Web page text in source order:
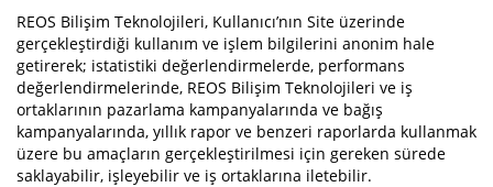
REOS Bilişim Teknolojileri, Kullanıcı’nın Site üzerinde
gerçekleştirdiği kullanım ve işlem bilgilerini anonim hale
getirerek; istatistiki değerlendirmelerde, performans
değerlendirmelerinde, REOS Bilişim Teknolojileri ve iş
ortaklarının pazarlama kampanyalarında ve bağış
kampanyalarında, yıllık rapor ve benzeri raporlarda kullanmak
üzere bu amaçların gerçekleştirilmesi için gereken sürede
saklayabilir, işleyebilir ve iş ortaklarına iletebilir.